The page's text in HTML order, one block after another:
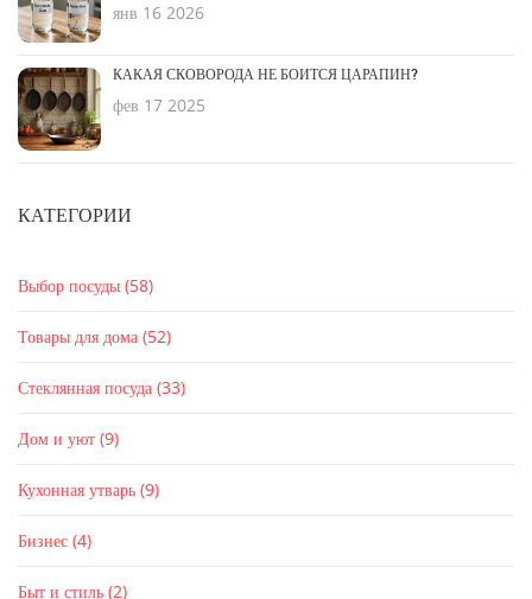
янв 16 2026
КАКАЯ СКОВОРОДА НЕ БОИТСЯ ЦАРАПИН?
фев 17 2025
КАТЕГОРИИ
Выбор посуды (58)
Товары для дома (52)
Стеклянная посуда (33)
Дом и уют (9)
Кухонная утварь (9)
Бизнес (4)
Быт и стиль (2)